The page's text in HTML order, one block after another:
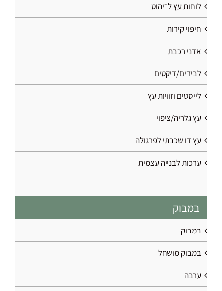
לוחות עץ לריהוט
חיפוי קירות
אדני רכבת
לבידים/דיקטים
לייסטים וזוויות עץ
עץ גלריה/ציפוי
עץ דו שכבתי לפרגולה
ערכות לבנייה עצמית
במבוק
במבוק
במבוק מושחל
ערבה